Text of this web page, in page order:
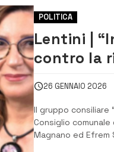
POLITICA
Lentini |
contro la
“Ipotesi
26 GENNAIO 2026
Il gruppo consiliare
Consiglio comunale
Magnano ed Efrem